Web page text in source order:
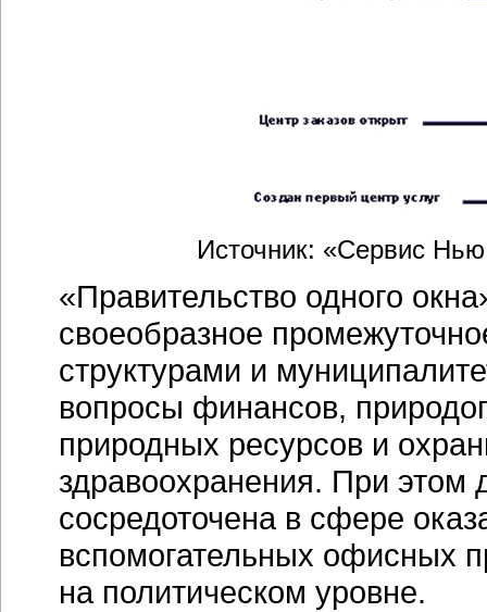
Источник: «Сервис
«Правительство одного
своеобразное
структурами и
вопросы финансов,
природных ресурсов и
здравоохранения. При этом
сосредоточена в сфере
вспомогательных офисных
на политическом уровне.